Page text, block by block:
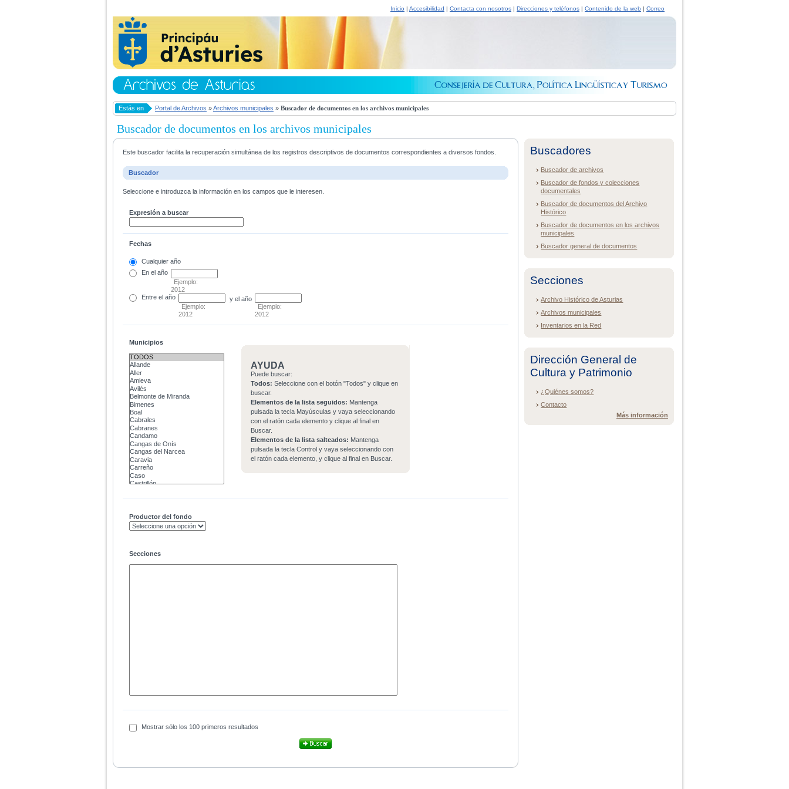
Inicio | Accesibilidad | Contacta con nosotros | Direcciones y teléfonos | Contenido de la web | Correo
Estás en Portal de Archivos »Archivos municipales » Buscador de documentos en los archivos municipales
Buscador de documentos en los archivos municipales
Este buscador facilita la recuperación simultánea de los registros descriptivos de documentos correspondientes a diversos fondos.
Buscador
Seleccione e introduzca la información en los campos que le interesen.
Expresión a buscar
Fechas
Cualquier año
En el año
Ejemplo:
2012
Entre el año
Ejemplo:
2012
y el año
Ejemplo:
2012
Municipios
AYUDA
Puede buscar:
Todos: Seleccione con el botón "Todos" y clique en
buscar.
Elementos de la lista seguidos: Mantenga
pulsada la tecla Mayúsculas y vaya seleccionando
con el ratón cada elemento y clique al final en
Buscar.
Elementos de la lista salteados: Mantenga
pulsada la tecla Control y vaya seleccionando con
el ratón cada elemento, y clique al final en Buscar.
Productor del fondo
Secciones
Mostrar sólo los 100 primeros resultados
Buscadores
Buscador de archivos
Buscador de fondos y colecciones
documentales
Buscador de documentos del Archivo
Histórico
Buscador de documentos en los archivos
municipales
Buscador general de documentos
Secciones
Archivo Histórico de Asturias
Archivos municipales
Inventarios en la Red
Dirección General de
Cultura y Patrimonio
¿Quiénes somos?
Contacto
Más información